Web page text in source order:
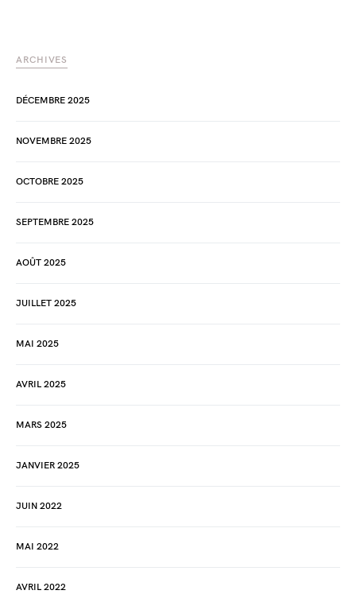
ARCHIVES
DÉCEMBRE 2025
NOVEMBRE 2025
OCTOBRE 2025
SEPTEMBRE 2025
AOÛT 2025
JUILLET 2025
MAI 2025
AVRIL 2025
MARS 2025
JANVIER 2025
JUIN 2022
MAI 2022
AVRIL 2022